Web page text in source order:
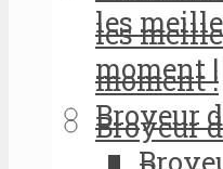
les
moment !
Broyeur
les
moment !
Broyeur